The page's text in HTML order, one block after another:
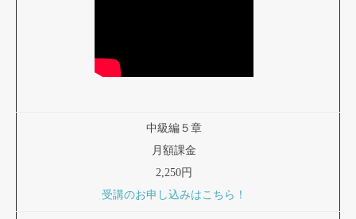
中級編５章
月額課金
2,250円
受講のお申し込みはこちら！